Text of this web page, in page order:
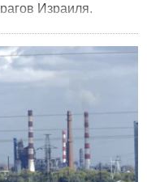
Израиля,
был вынужден